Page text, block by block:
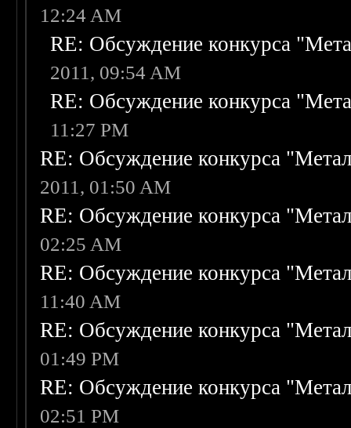
12:24 AM
RE: Обсуждение конкурса
2011, 09:54 AM
RE: Обсуждение конкурса
11:27 PM
RE: Обсуждение конкурса
2011, 01:50 AM
RE: Обсуждение конкурса
02:25 AM
RE: Обсуждение конкурса
11:40 AM
RE: Обсуждение конкурса
01:49 PM
RE: Обсуждение конкурса
02:51 PM